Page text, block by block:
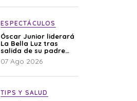
ESPECTÁCULOS
Óscar Junior liderará
La Bella Luz tras
salida de su padre
por polémica con
Naldy Saldaña
07 Ago 2026
TIPS Y SALUD